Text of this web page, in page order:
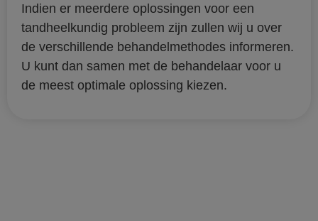
Indien er meerdere oplossingen voor een
tandheelkundig probleem zijn zullen wij u over
de verschillende behandelmethodes informeren.
U kunt dan samen met de behandelaar voor u
de meest optimale oplossing kiezen.